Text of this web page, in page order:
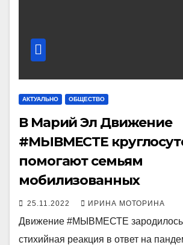
АКТУАЛЬНО ОБЩЕСТВО
В Марий Эл Движение
#МЫВМЕСТЕ
помогают семьям
мобилизованных
25.11.2022 ИРИНА МОТОРИНА
Движение #МЫВМЕСТЕ зародилось
стихийная реакция в ответ на